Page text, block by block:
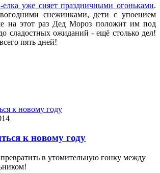
елка уже сияет праздничными огоньками.
снежинками, дети с упоением
на этот раз Дед Мороз положит им под
сладостных ожиданий - ещё столько дел!
пять дней!
к новому году
в утомительную гонку между